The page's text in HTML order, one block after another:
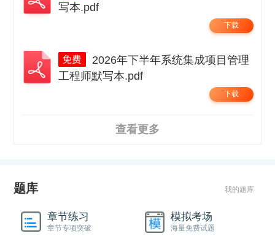
写本.pdf
下载
工程师默写本.pdf
下载
查看更多
题库 我的题库
章节练习
章节专项突破
模拟考场
海量免费试题